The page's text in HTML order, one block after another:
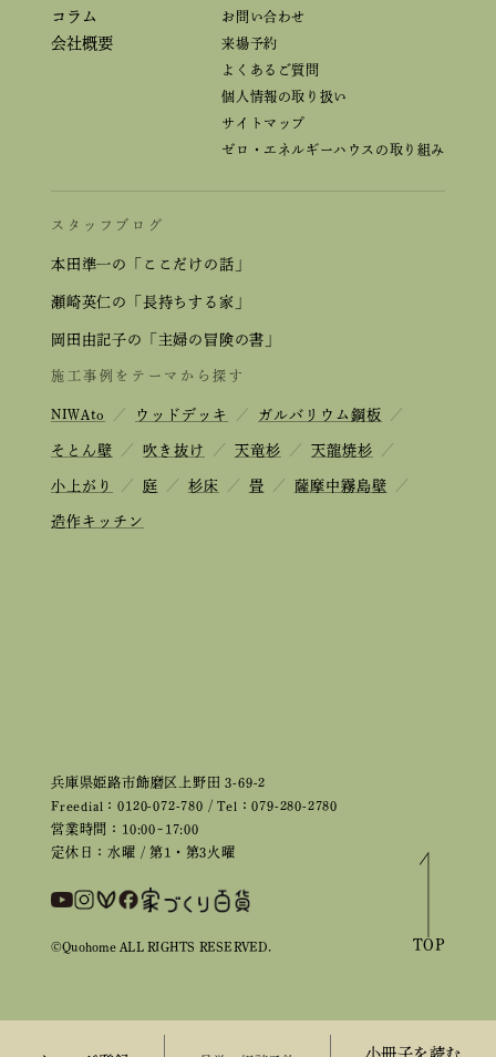
小冊子を読む
兵庫県姫路市飾磨区上野田 3-69-2
Freedial：0120-072-780 / Tel：079-280-2780
営業時間：10:00~17:00
定休日：水曜 / 第1・第3火曜
コラム
会社概要
お問い合わせ
来場予約
よくあるご質問
個人情報の取り扱い
サイトマップ
ゼロ・エネルギーハウスの取り組み
スタッフブログ
本田準一の「ここだけの話」
瀬崎英仁の「長持ちする家」
岡田由記子の「主婦の冒険の書」
施工事例をテーマから探す
NIWAto ／ ウッドデッキ ／ ガルバリウム鋼板 ／
そとん壁 ／ 吹き抜け ／ 天竜杉 ／ 天龍焼杉 ／
小上がり ／ 庭 ／ 杉床 ／ 畳 ／ 薩摩中霧島壁 ／
造作キッチン
©Quohome ALL RIGHTS RESERVED. TOP